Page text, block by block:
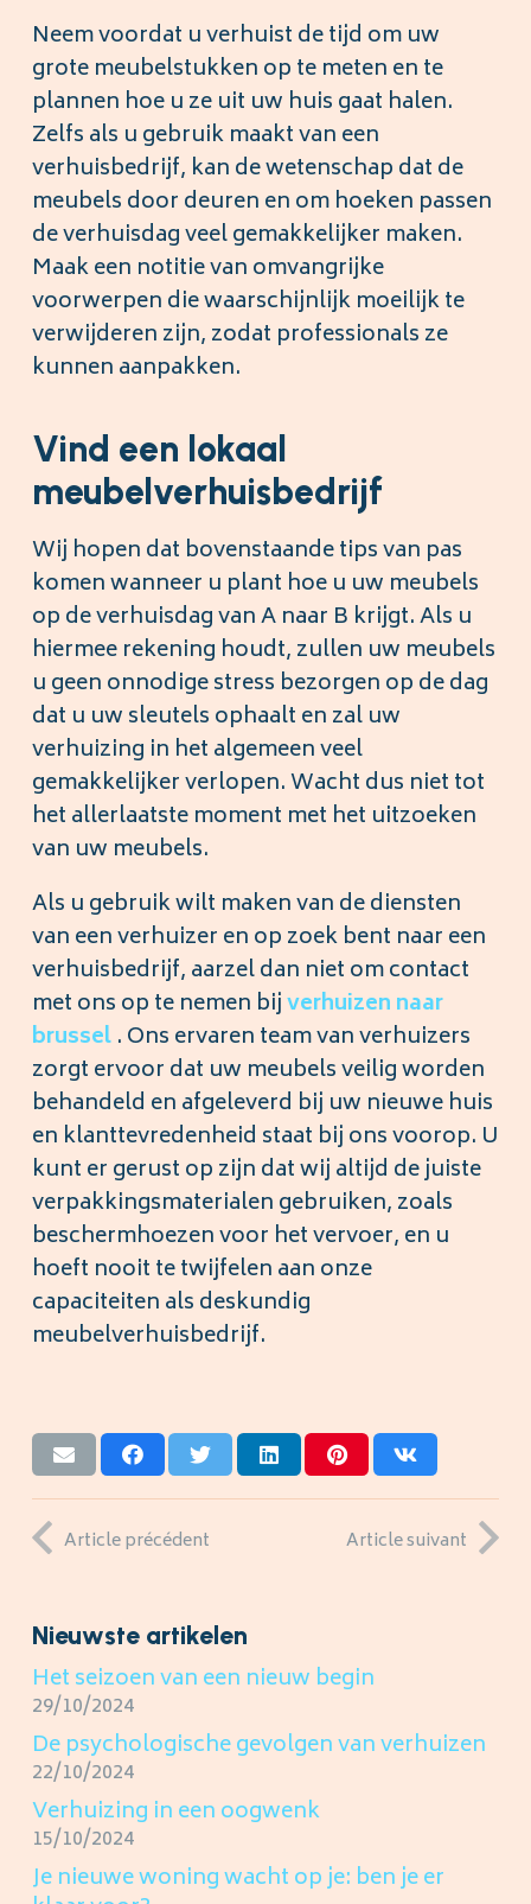
Neem voordat u verhuist de tijd om uw
grote meubelstukken op te meten en te
plannen hoe u ze uit uw huis gaat halen.
Zelfs als u gebruik maakt van een
verhuisbedrijf, kan de wetenschap dat de
meubels door deuren en om hoeken passen
de verhuisdag veel gemakkelijker maken.
Maak een notitie van omvangrijke
voorwerpen die waarschijnlijk moeilijk te
verwijderen zijn, zodat professionals ze
kunnen aanpakken.
Vind een lokaal
meubelverhuisbedrijf
Wij hopen dat bovenstaande tips van pas
komen wanneer u plant hoe u uw meubels
op de verhuisdag van A naar B krijgt. Als u
hiermee rekening houdt, zullen uw meubels
u geen onnodige stress bezorgen op de dag
dat u uw sleutels ophaalt en zal uw
verhuizing in het algemeen veel
gemakkelijker verlopen. Wacht dus niet tot
het allerlaatste moment met het uitzoeken
van uw meubels.
Als u gebruik wilt maken van de diensten
van een verhuizer en op zoek bent naar een
verhuisbedrijf, aarzel dan niet om contact
met ons op te nemen bijverhuizennaar
brussel. Ons ervaren team van verhuizers
zorgt ervoor dat uw meubels veilig worden
behandeld en afgeleverd bij uw nieuwe huis
en klanttevredenheid staat bij ons voorop. U
kunt er gerust op zijn dat wij altijd de juiste
verpakkingsmaterialen gebruiken, zoals
beschermhoezen voor het vervoer, en u
hoeft nooit te twijfelen aan onze
capaciteiten als deskundig
meubelverhuisbedrijf.
Article précédent Article suivant
Nieuwste artikelen
Het seizoen van een nieuw begin
29/10/2024
De psychologische gevolgen van verhuizen
22/10/2024
Verhuizing in een oogwenk
15/10/2024
Je nieuwe woning wacht op je: ben je er